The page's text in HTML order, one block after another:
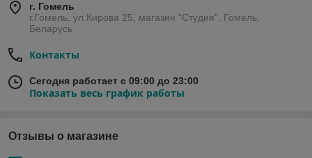
г. Гомель
г.Гомель, ул.Кирова 25, магазин "Студия", Гомель,
Беларусь
Контакты
Сегодня работает с 09:00 до 23:00
Показать весь график работы
Отзывы о магазине